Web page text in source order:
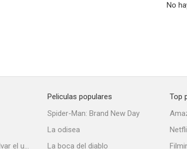
No
Stuart no consigue salvar el universo
Peliculas populares
Spider-Man: Brand New Day
La odisea
La boca del diablo
Top